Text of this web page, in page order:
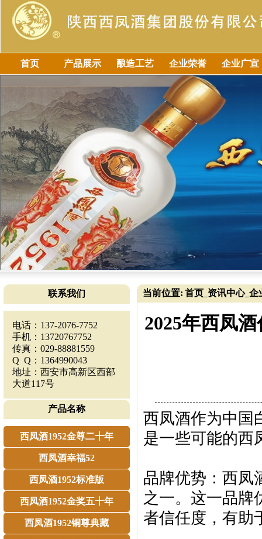
首页 产品展示 酿造工艺 企业荣誉 企业广宣
联系我们
电话：137-2076-7752
手机：13720767752
传真：029-88881559
Q Q：1364990043
地址：西安市高新区西部
大道117号
产品名称
西凤酒1952金尊二十年
西凤酒幸福52
西凤酒1952标准版
西凤酒1952金奖五十年
西凤酒1952铜尊典藏
当前位置: 首页 资讯中心_ 企
2025年西凤
西凤酒作为中国
是一些可能的西
品牌优势‌：西凤
之一。这一品牌
者信任度，有助